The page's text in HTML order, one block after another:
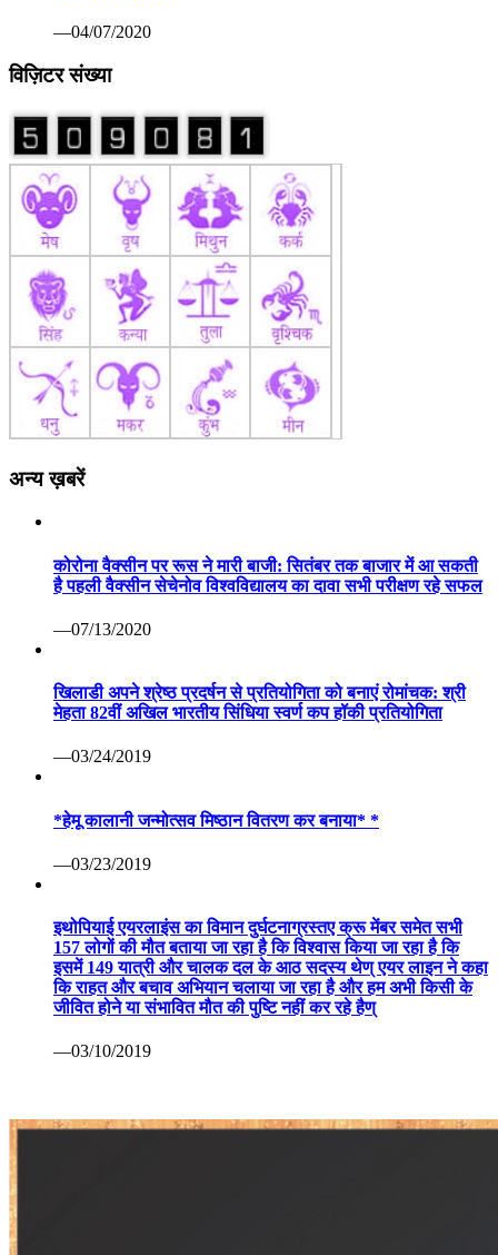
—04/07/2020
विज़िटर संख्या
अन्य ख़बरें
कोरोना वैक्सीन पर रूस ने मारी बाजी: सितंबर तक बाजार में आ सकती
है पहली वैक्सीन सेचेनोव विश्वविद्यालय का दावा सभी परीक्षण रहे सफल
—07/13/2020
खिलाडी अपने श्रेष्ठ प्रदर्षन से प्रतियोगिता को बनाएं रोमांचक: श्री
मेहता 82वीं अखिल भारतीय सिंधिया स्वर्ण कप हॉकी प्रतियोगिता
—03/24/2019
*हेमू कालानी जन्मोत्सव मिष्ठान वितरण कर बनाया* *
—03/23/2019
इथोपियाई एयरलाइंस का विमान दुर्घटनाग्रस्तए क्रू मेंबर समेत सभी
157 लोगों की मौत बताया जा रहा है कि विश्वास किया जा रहा है कि
इसमें 149 यात्री और चालक दल के आठ सदस्य थेण् एयर लाइन ने कहा
कि राहत और बचाव अभियान चलाया जा रहा है और हम अभी किसी के
जीवित होने या संभावित मौत की पुष्टि नहीं कर रहे हैण्
—03/10/2019